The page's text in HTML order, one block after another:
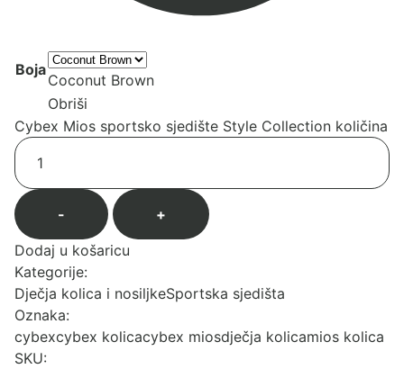
Boja
Coconut Brown
Obriši
Cybex Mios sportsko sjedište Style Collection količina
-
+
Dodaj u košaricu
Kategorije:
Dječja kolica i nosiljkeSportska sjedišta
Oznaka:
cybexcybex kolicacybex miosdječja kolicamios kolica
SKU: